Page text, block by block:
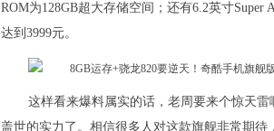
ROM为128GB超大存储空间；还有6.2英寸
达到3999元。
这样看来爆料属实的话，老周要来个惊天
盖世的实力了。相信很多人对这款旗舰非常期待